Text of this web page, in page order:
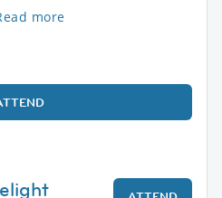
more